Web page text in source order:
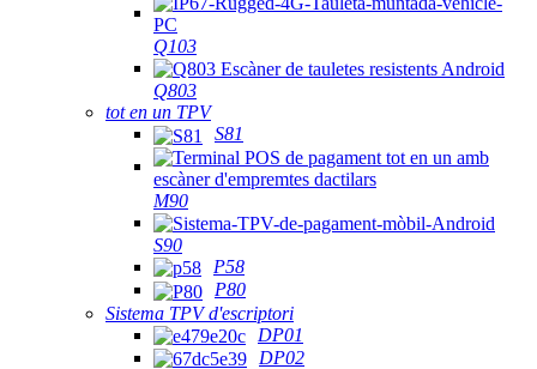
Q103
Q803
tot en un TPV
S81
M90
S90
P58
P80
Sistema TPV d'escriptori
DP01
DP02